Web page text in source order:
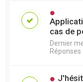
cas de
Dernier
Réponses :